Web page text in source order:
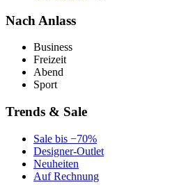
Nach Anlass
Business
Freizeit
Abend
Sport
Trends & Sale
Sale bis −70%
Designer-Outlet
Neuheiten
Auf Rechnung